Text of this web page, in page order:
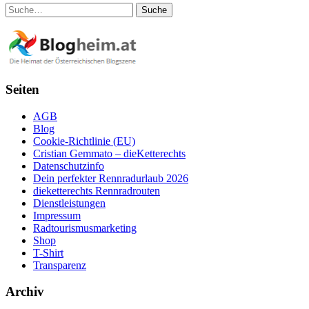
Suche
Seiten
AGB
Blog
Cookie-Richtlinie (EU)
Cristian Gemmato – dieKetterechts
Datenschutzinfo
Dein perfekter Rennradurlaub 2026
dieketterechts Rennradrouten
Dienstleistungen
Impressum
Radtourismusmarketing
Shop
T-Shirt
Transparenz
Archiv